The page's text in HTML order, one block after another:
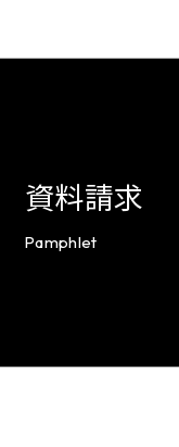
資料請求
Pamphlet